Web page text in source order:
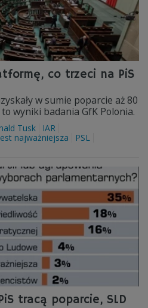
co trzeci na PiS
w sumie poparcie aż 80
wyniki badania GfK Polonia.
Tusk
IAR
najważniejsza
PSL
tracą poparcie, SLD